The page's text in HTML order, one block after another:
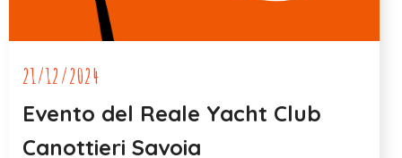
21/12/2024
Evento del Reale Yacht Club
Canottieri Savoia